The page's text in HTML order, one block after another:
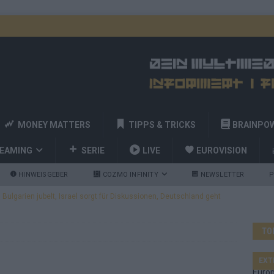
MONEY MATTERS TIPPS & TRICKS
SERIE LIVE EUROVISION
HINWEISGEBER COZMO INFINITY NEWSLETTER
Bulgarien jubelt, Israel sorgt für Diskussionen, Deutschland geht
und Billy Joel – das ESC-Finale wird eine Party
– Startreihenfolge steht, Deutschland singt als Zweites!